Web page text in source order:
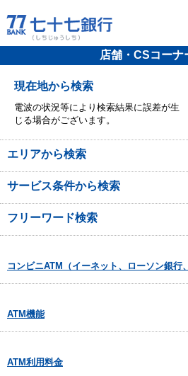
店舗・CSコーナ
現在地から検索
電波の状況等により検索結果に誤差が生
じる場合がございます。
エリアから検索
サービス条件から検索
フリーワード検索
コンビニATM（イーネット、ローソン銀行
ATM機能
ATM利用料金